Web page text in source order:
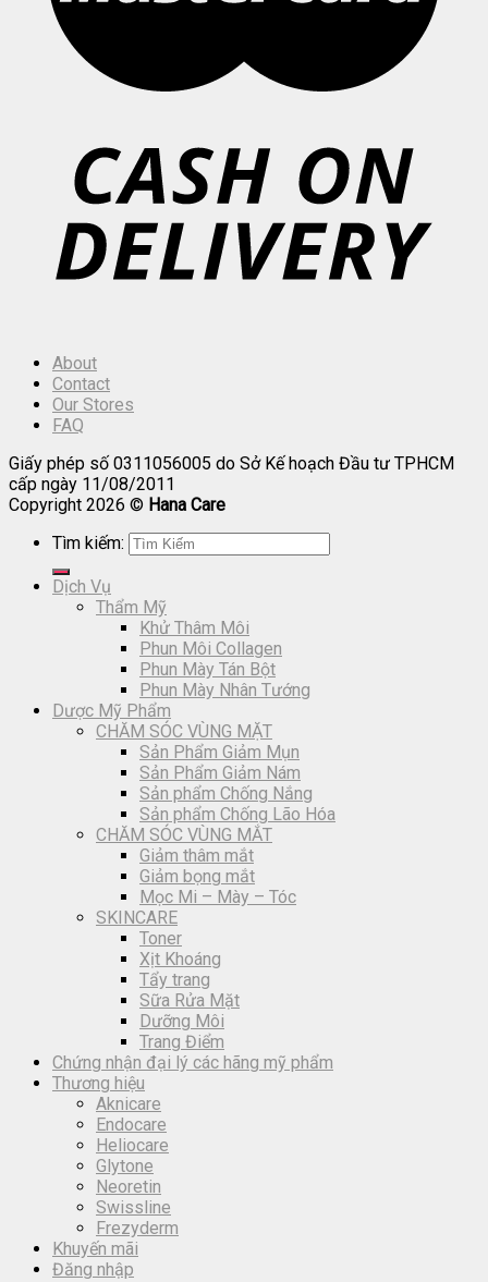
About
Contact
Our Stores
FAQ
Giấy phép số 0311056005 do Sở Kế hoạch Đầu tư TPHCM
cấp ngày 11/08/2011
Copyright 2026 © Hana Care
Tìm kiếm:
Dịch Vụ
Thẩm Mỹ
Khử Thâm Môi
Phun Môi Collagen
Phun Mày Tán Bột
Phun Mày Nhân Tướng
Dược Mỹ Phẩm
CHĂM SÓC VÙNG MẶT
Sản Phẩm Giảm Mụn
Sản Phẩm Giảm Nám
Sản phẩm Chống Nắng
Sản phẩm Chống Lão Hóa
CHĂM SÓC VÙNG MẮT
Giảm thâm mắt
Giảm bọng mắt
Mọc Mi – Mày – Tóc
SKINCARE
Toner
Xịt Khoáng
Tẩy trang
Sữa Rửa Mặt
Dưỡng Môi
Trang Điểm
Chứng nhận đại lý các hãng mỹ phẩm
Thương hiệu
Aknicare
Endocare
Heliocare
Glytone
Neoretin
Swissline
Frezyderm
Khuyến mãi
Đăng nhập